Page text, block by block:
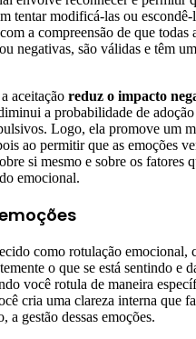
tentar modificá-las ou escondê-
a compreensão de que todas
negativas, são válidas e têm
aceitação reduz o impacto
a probabilidade de
Logo, ela promove um
ao permitir que as emoções
si mesmo e sobre os fatores
emocional.
como rotulação emocional,
o que se está sentindo e
você rotula de maneira
cria uma clareza interna que
a gestão dessas emoções.